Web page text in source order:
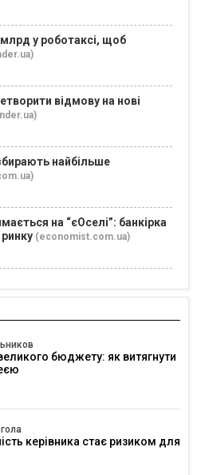
млрд у роботаксі, щоб
відмову на нові
найбільше
на “єОселі”: банкірка
(economist.com.ua)
бюджету: як витягнути
керівника стає ризиком для